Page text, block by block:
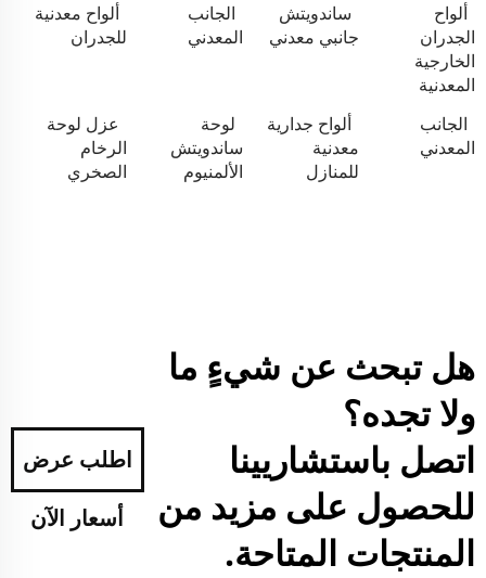
ألواح
الجدران
الخارجية
المعدنية
ساندويتش
جانبي معدني
الجانب
المعدني
ألواح معدنية
للجدران
الجانب
المعدني
ألواح جدارية
معدنية
للمنازل
لوحة
ساندويتش
الألمنيوم
عزل لوحة
الرخام
الصخري
هل تبحث عن شيءٍ ما
ولا تجده؟
اتصل باستشاريينا
للحصول على مزيد من
المنتجات المتاحة.
اطلب عرض
أسعار الآن